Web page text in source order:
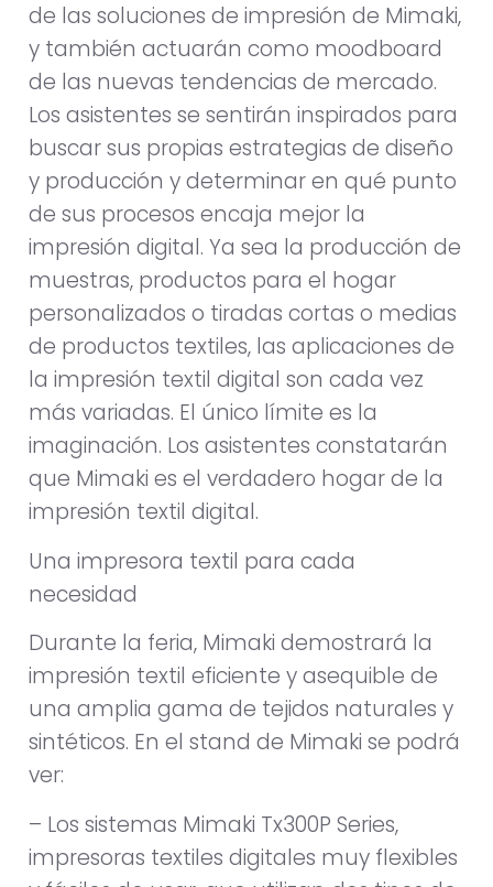
de las soluciones de impresión de Mimaki,
y también actuarán como moodboard
de las nuevas tendencias de mercado.
Los asistentes se sentirán inspirados para
buscar sus propias estrategias de diseño
y producción y determinar en qué punto
de sus procesos encaja mejor la
impresión digital. Ya sea la producción de
muestras, productos para el hogar
personalizados o tiradas cortas o medias
de productos textiles, las aplicaciones de
la impresión textil digital son cada vez
más variadas. El único límite es la
imaginación. Los asistentes constatarán
que Mimaki es el verdadero hogar de la
impresión textil digital.
Una impresora textil para cada
necesidad
Durante la feria, Mimaki demostrará la
impresión textil eficiente y asequible de
una amplia gama de tejidos naturales y
sintéticos. En el stand de Mimaki se podrá
ver:
– Los sistemas Mimaki Tx300P Series,
impresoras textiles digitales muy flexibles